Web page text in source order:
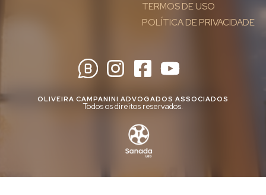
TERMOS DE USO
POLÍTICA DE PRIVACIDADE
OLIVEIRA CAMPANINI ADVOGADOS ASSOCIADOS
Todos os direitos reservados.